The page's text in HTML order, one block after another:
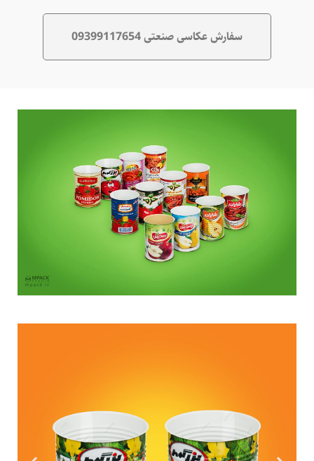
سفارش عکاسی صنعتی 09399117654